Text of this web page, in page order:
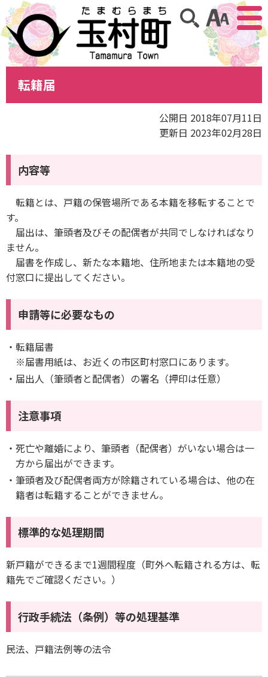
アクセ
サイト内検索
転籍届
公開日 2018年07月11日
更新日 2023年02月28日
内容等
転籍とは、戸籍の保管場所である本籍を移転することで
す。
届出は、筆頭者及びその配偶者が共同でしなければなり
ません。
届書を作成し、新たな本籍地、住所地または本籍地の受
付窓口に提出してください。
申請等に必要なもの
転籍届書
※届書用紙は、お近くの市区町村窓口にあります。
届出人（筆頭者と配偶者）の署名（押印は任意）
注意事項
死亡や離婚により、筆頭者（配偶者）がいない場合は一
方から届出ができます。
筆頭者及び配偶者両方が除籍されている場合は、他の在
籍者は転籍することができません。
標準的な処理期間
新戸籍ができるまで1週間程度（町外へ転籍される方は、転
籍先でご確認ください。）
行政手続法（条例）等の処理基準
民法、戸籍法例等の法令